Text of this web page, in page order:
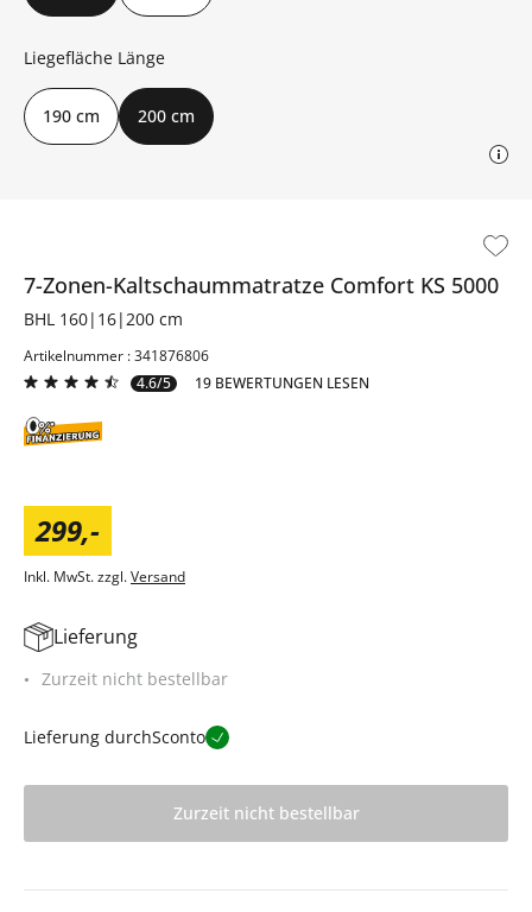
7-Zonen-Kaltschaummatratze Comfort KS 5000
BHL 160|16|200 cm
Artikelnummer : 341876806
4.6/5
19 BEWERTUNGEN LESEN
299,-
Inkl. MwSt. zzgl.Versand
Liegefläche Länge
190 cm 200 cm
Lieferung
Zurzeit nicht bestellbar
Lieferung durchSconto
Zurzeit nicht bestellbar